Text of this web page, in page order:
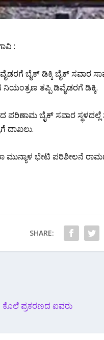
:
ಬೈಕ್ ಡಿಕ್ಕಿ ಬೈಕ್ ಸವಾರ
ತಪ್ಪಿ ಡಿವೈಡರಗೆ ಡಿಕ್ಕಿ.
ಪರಿಣಾಮ ಬೈಕ್ ಸವಾರ ಸ್ಥಳದಲ್ಲೆ
ದಾಖಲು.
ಮುನ್ಯಾಳ ಭೇಟಿ ಪರಿಶೀಲನೆ
SHARE:
ಪ್ರಕರಣದ ಐವರು